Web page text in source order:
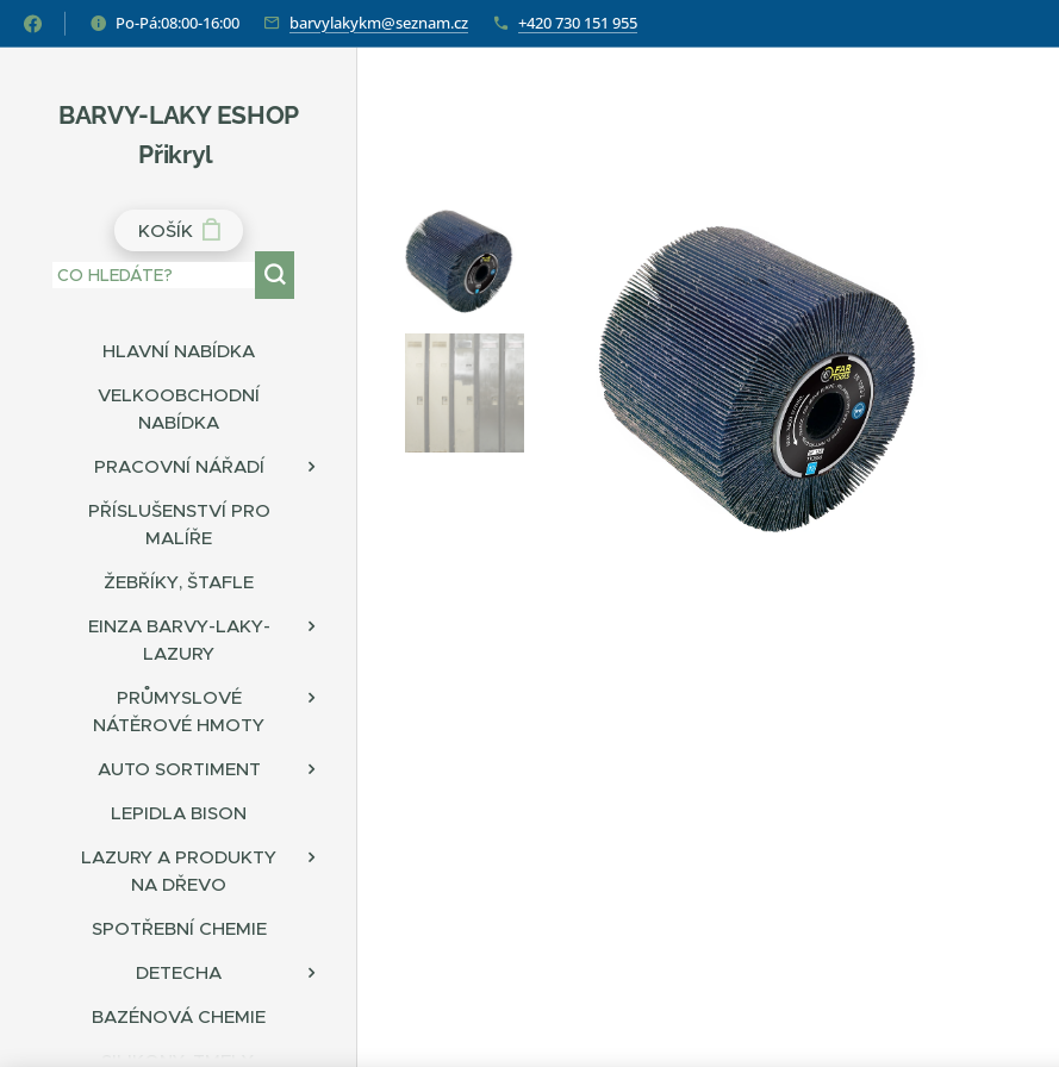
Po-Pá:08:00-16:00 barvylakykm@seznam.cz +420 730 151 955
BARVY-LAKY ESHOP
Přikryl
KOŠÍK
HLAVNÍ NABÍDKA
VELKOOBCHODNÍ
NABÍDKA
PRACOVNÍ NÁŘADÍ
PŘÍSLUŠENSTVÍ PRO
MALÍŘE
ŽEBŘÍKY, ŠTAFLE
EINZA BARVY-LAKY-
LAZURY
PRŮMYSLOVÉ
NÁTĚROVÉ HMOTY
AUTO SORTIMENT
LEPIDLA BISON
LAZURY A PRODUKTY
NA DŘEVO
SPOTŘEBNÍ CHEMIE
DETECHA
BAZÉNOVÁ CHEMIE